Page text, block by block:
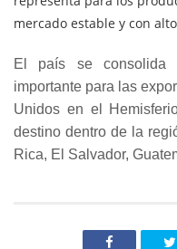
mercado estable y con
El país se consolida
importante para las
Unidos en el
destino dentro de la
Rica, El Salvador,